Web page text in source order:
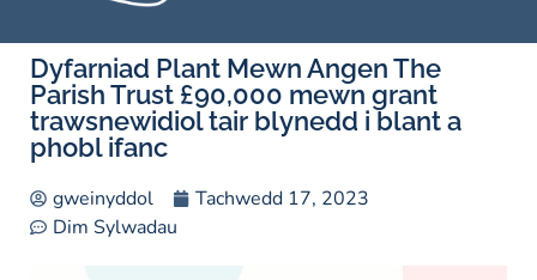
Dyfarniad Plant Mewn Angen The
Parish Trust £90,000 mewn grant
trawsnewidiol tair blynedd i blant a
phobl ifanc
gweinyddol
Tachwedd 17, 2023
Dim Sylwadau